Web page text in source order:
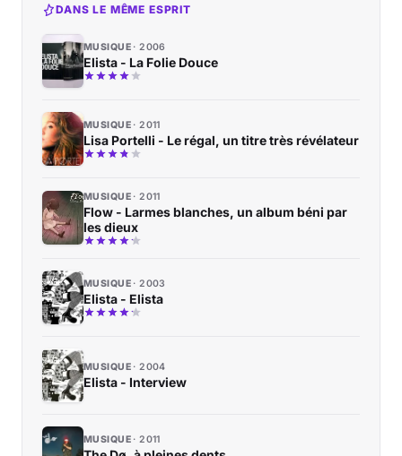
DANS LE MÊME ESPRIT
MUSIQUE 2006
Elista - La Folie Douce
MUSIQUE 2011
Lisa Portelli - Le régal, un titre très révélateur
MUSIQUE 2011
Flow - Larmes blanches, un album béni par
les dieux
MUSIQUE 2003
Elista - Elista
MUSIQUE 2004
Elista - Interview
MUSIQUE 2011